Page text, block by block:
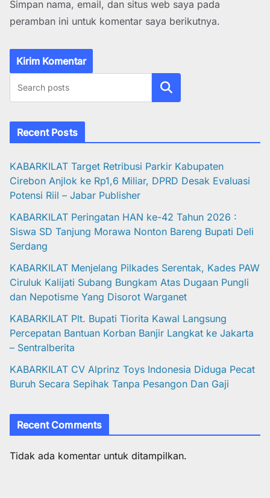
Simpan nama, email, dan situs web saya pada
peramban ini untuk komentar saya berikutnya.
Cari
Recent Posts
KABARKILAT Target Retribusi Parkir Kabupaten
Cirebon Anjlok ke Rp1,6 Miliar, DPRD Desak Evaluasi
Potensi Riil – Jabar Publisher
KABARKILAT Peringatan HAN ke-42 Tahun 2026 :
Siswa SD Tanjung Morawa Nonton Bareng Bupati Deli
Serdang
KABARKILAT Menjelang Pilkades Serentak, Kades PAW
Ciruluk Kalijati Subang Bungkam Atas Dugaan Pungli
dan Nepotisme Yang Disorot Warganet
KABARKILAT Plt. Bupati Tiorita Kawal Langsung
Percepatan Bantuan Korban Banjir Langkat ke Jakarta
– Sentralberita
KABARKILAT CV Alprinz Toys Indonesia Diduga Pecat
Buruh Secara Sepihak Tanpa Pesangon Dan Gaji
Recent Comments
Tidak ada komentar untuk ditampilkan.